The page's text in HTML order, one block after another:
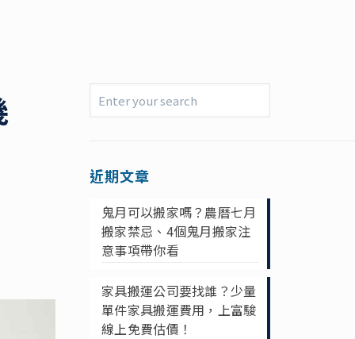
近期文章
鬼月可以搬家嗎？農曆七月
搬家禁忌、4個鬼月搬家注
意事項帶你看
家具搬運公司要找誰？少量
單件家具搬運費用，上富駿
線上免費估價！